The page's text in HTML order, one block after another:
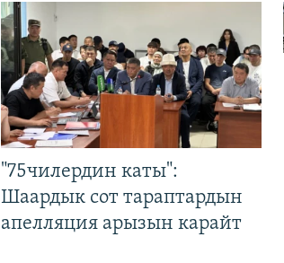
"75чилердин каты":
Шаардык сот тараптардын
апелляция арызын карайт